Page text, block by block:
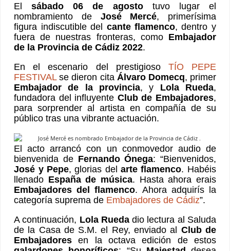
Elsábado 06 de agostotuvo lugar el
nombramiento de José Mercé, primerísima
figura indiscutible del cante flamenco, dentro y
fuera de nuestras fronteras, como Embajador
de la Provincia de Cádiz 2022.
En el escenario del prestigioso TÍO PEPE
FESTIVALse dieron cita Álvaro Domecq, primer
Embajador de la provincia, y Lola Rueda,
fundadora del influyente Club de Embajadores,
para sorprender al artista en compañía de su
público tras una vibrante actuación.
El acto arrancó con un conmovedor audio de
bienvenida de Fernando Ónega: “Bienvenidos,
José y Pepe, glorias del arte flamenco. Habéis
llenado España de música. Hasta ahora erais
Embajadores del flamenco. Ahora adquirís la
categoría suprema de Embajadores de Cádiz”.
A continuación, Lola Ruedadio lectura al Saluda
de la Casa de S.M. el Rey, enviado al Club de
Embajadores en la octava edición de estos